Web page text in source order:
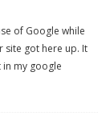
of Google while
site got here up. It
in my google